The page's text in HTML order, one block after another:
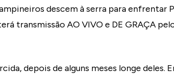
descem à serra para enfrentar
transmissão AO VIVO e DE GRAÇA
depois de alguns meses longe deles.